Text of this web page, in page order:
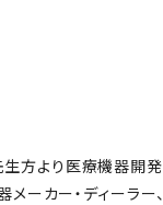
方より医療機器開発
ーカー・ディーラー、